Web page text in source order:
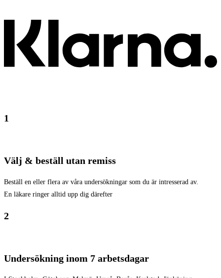
1
Välj & beställ utan remiss
Beställ en eller flera av våra undersökningar som du är intresserad av.
En läkare ringer alltid upp dig därefter
2
Undersökning inom 7 arbetsdagar